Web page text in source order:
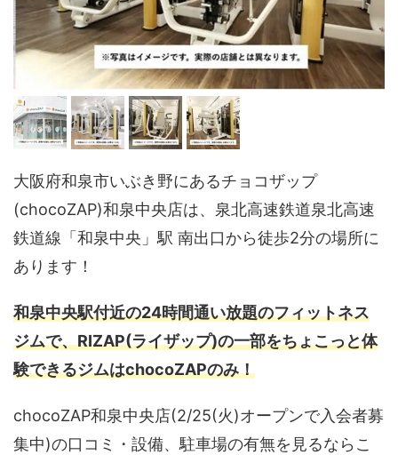
大阪府和泉市いぶき野にあるチョコザップ
(chocoZAP)和泉中央店は、泉北高速鉄道泉北高速
鉄道線「和泉中央」駅 南出口から徒歩2分の場所に
あります！
和泉中央駅付近の24時間通い放題のフィットネス
ジムで、RIZAP(ライザップ)の一部をちょこっと体
験できるジムはchocoZAPのみ！
chocoZAP和泉中央店(2/25(火)オープンで入会者募
集中)の口コミ・設備、駐車場の有無を見るならこ